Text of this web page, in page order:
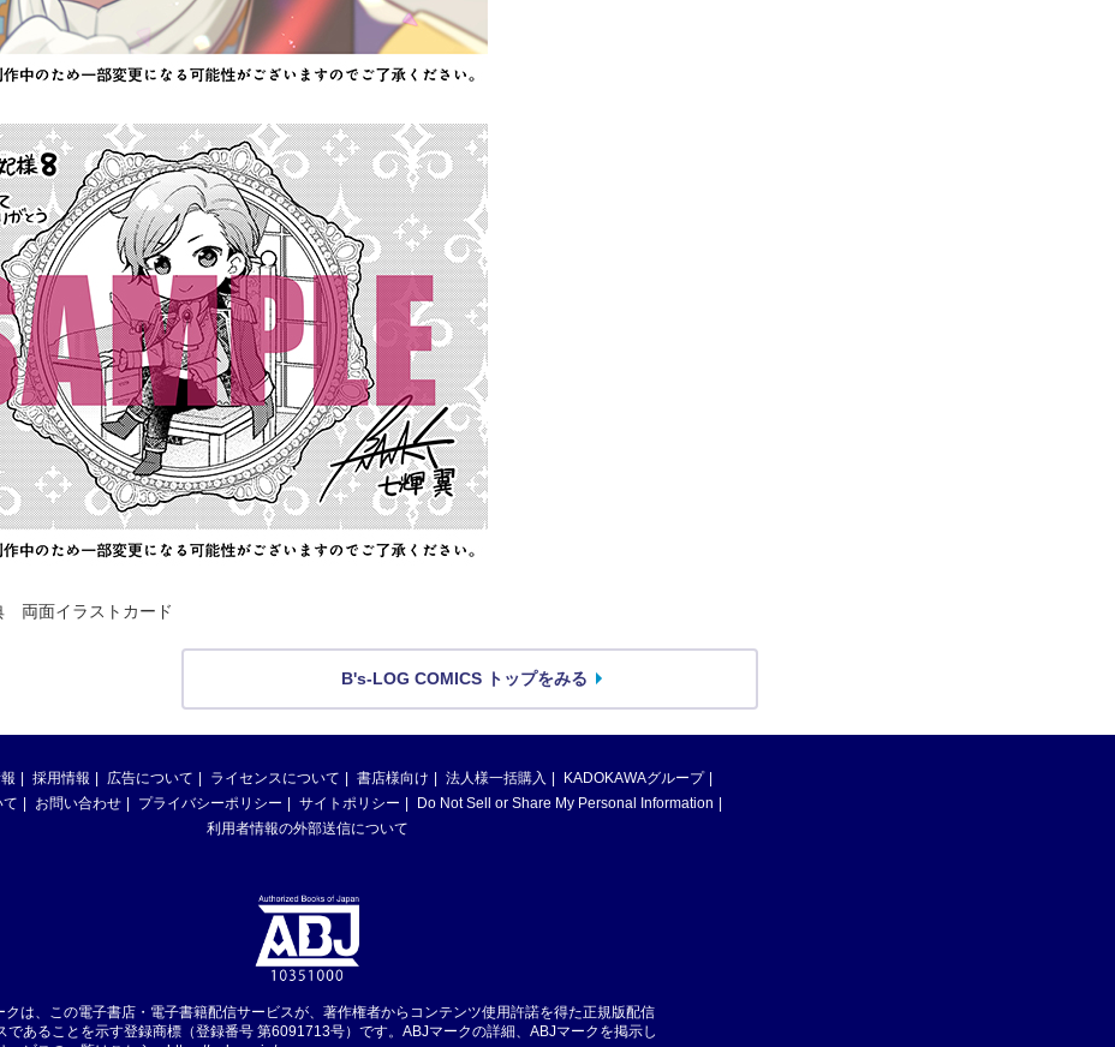
両面イラストカード
B's-LOG COMICS トップをみる
採用情報 広告について ライセンスについて 書店様向け 法人様一括購入
KADOKAWAグループ
て
お問い合わせ プライバシーポリシー サイトポリシー
Do Not Sell or Share My Personal Information
利用者情報の外部送信について
クは、この電子書店・電子書籍配信サービスが、著作権者からコンテンツ使用許諾を得た正規版配信
であることを示す登録商標（登録番号 第6091713号）です。ABJマークの詳細、ABJマークを掲示し